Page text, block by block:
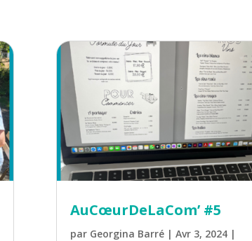
AuCœurDeLaCom’ #5
par Georgina Barré| Avr 3, 2024|